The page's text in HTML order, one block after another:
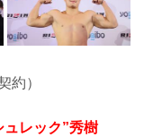
約）
ュレック”秀樹